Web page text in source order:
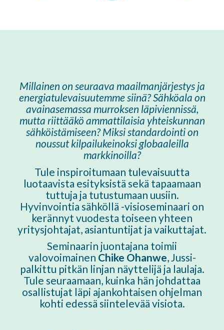
Millainen on seuraava maailmanjärjestys ja
energiatulevaisuutemme siinä? Sähköala on
avainasemassa murroksen läpiviennissä,
mutta riittääkö ammattilaisia yhteiskunnan
sähköistämiseen? Miksi standardointi on
noussut kilpailukeinoksi globaaleilla
markkinoilla?
Tule inspiroitumaan tulevaisuutta
luotaavista esityksistä sekä tapaamaan
tuttuja ja tutustumaan uusiin.
Hyvinvointia sähköllä -visioseminaari on
kerännyt vuodesta toiseen yhteen
yritysjohtajat, asiantuntijat ja vaikuttajat.
Seminaarin juontajana toimii
valovoimainen Chike Ohanwe, Jussi-
palkittu pitkän linjan näyttelijä ja laulaja.
Tule seuraamaan, kuinka hän johdattaa
osallistujat läpi ajankohtaisen ohjelman
kohti edessä siintelevää visiota.